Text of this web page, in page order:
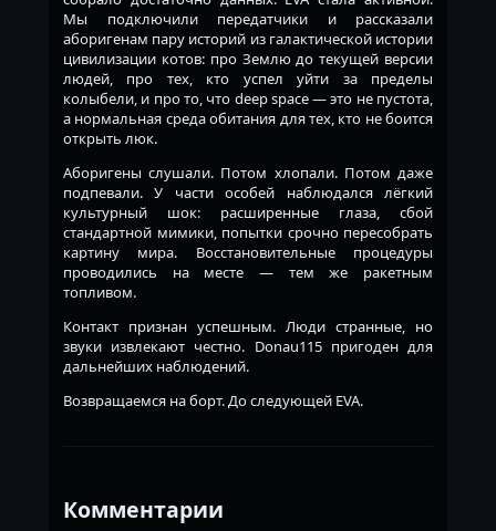
Мы подключили передатчики и рассказали
аборигенам пару историй из галактической истории
цивилизации котов: про Землю до текущей версии
людей, про тех, кто успел уйти за пределы
колыбели, и про то, что deep space — это не пустота,
а нормальная среда обитания для тех, кто не боится
открыть люк.
Аборигены слушали. Потом хлопали. Потом даже
подпевали. У части особей наблюдался лёгкий
культурный шок: расширенные глаза, сбой
стандартной мимики, попытки срочно пересобрать
картину мира. Восстановительные процедуры
проводились на месте — тем же ракетным
топливом.
Контакт признан успешным. Люди странные, но
звуки извлекают честно. Donau115 пригоден для
дальнейших наблюдений.
Возвращаемся на борт. До следующей EVA.
Комментарии